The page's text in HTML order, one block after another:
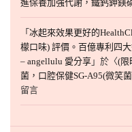
進保養加強代謝，鐵鈣鉀鎂
「 冰起來效果更好的
檬口味) 評價。百億專利四
– angellulu 愛分享 」於〈(限
菌，口腔保健SG-A95(微笑
留言